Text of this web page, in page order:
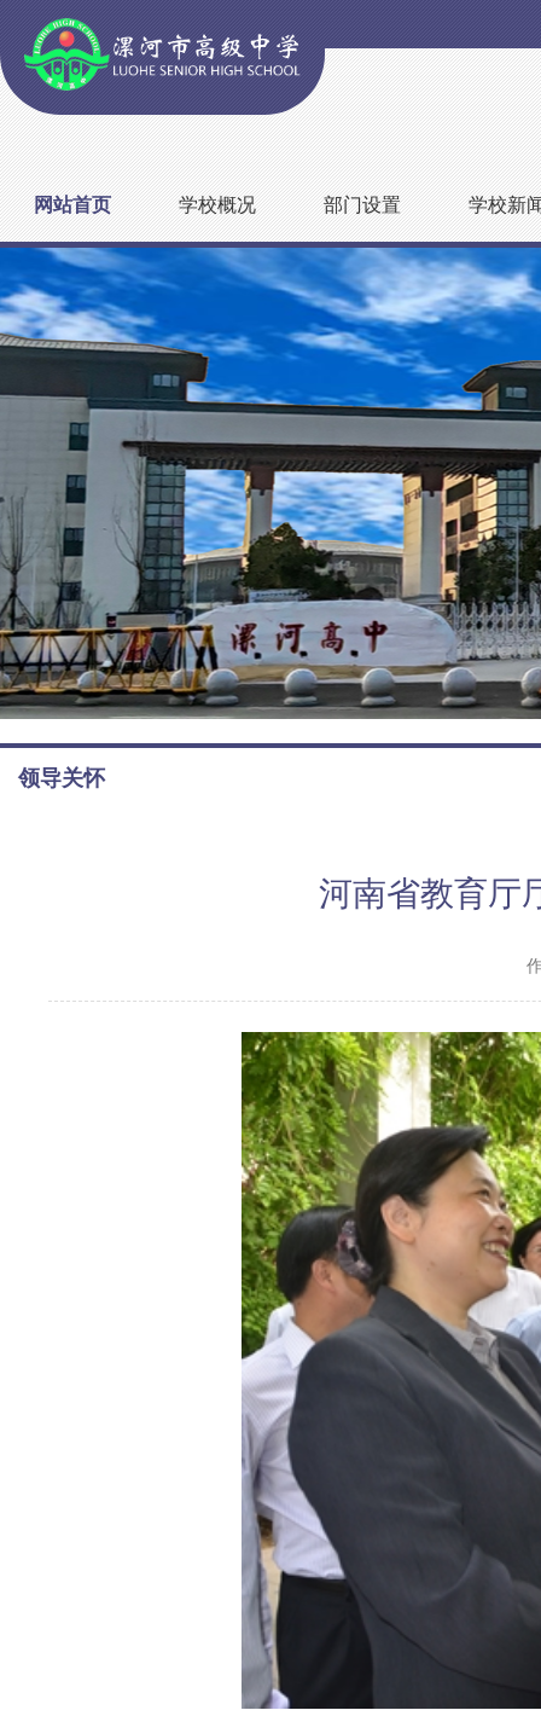
网站首页 学校概况 部门设置 学校新
领导关怀
河南省教育厅